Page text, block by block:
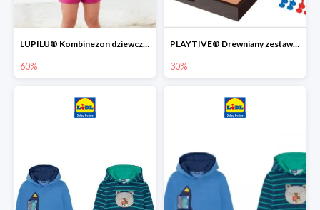
LUPILU® Kombinezon dziewczęcy z bawełny
60%
PLAYTIVE® Drewniany zestaw gier 10 w 1
30%